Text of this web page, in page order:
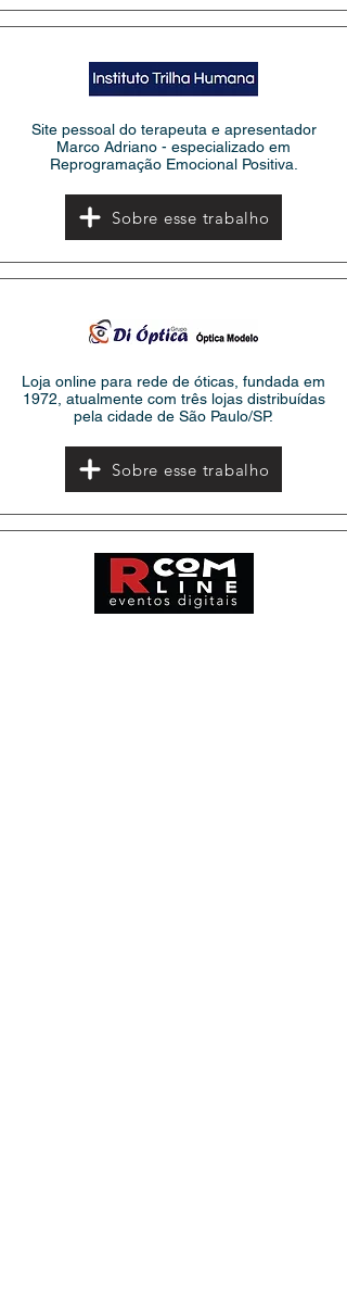
Site pessoal do terapeuta e apresentador
Marco Adriano - especializado em
Reprogramação Emocional Positiva.
Sobre esse trabalho
Loja online para rede de óticas, fundada em
1972, atualmente com três lojas distribuídas
pela cidade de São Paulo/SP.
Sobre esse trabalho